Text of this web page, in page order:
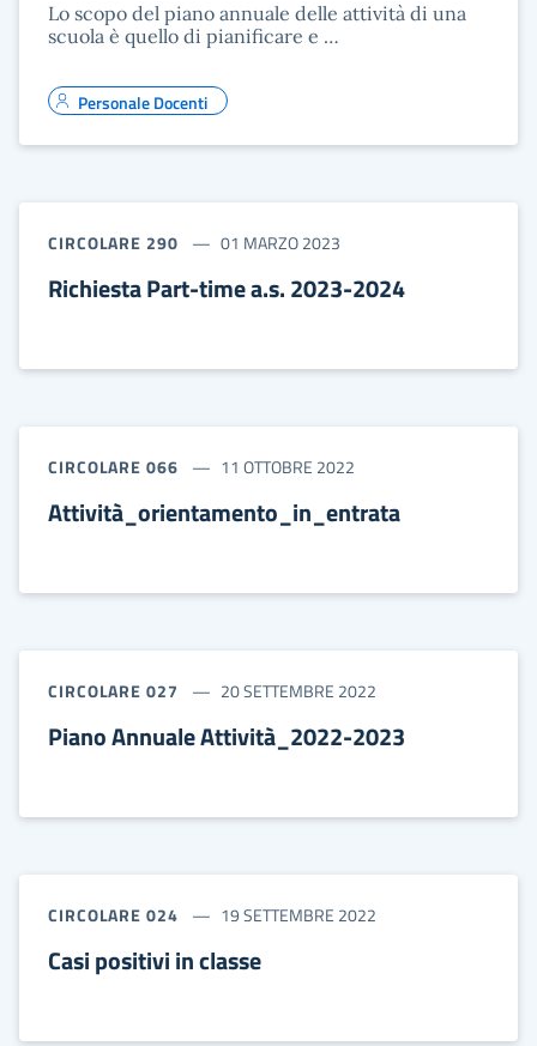
Lo scopo del piano annuale delle attività di una
scuola è quello di pianificare e …
Personale Docenti
CIRCOLARE 290 01 MARZO 2023
Richiesta Part-time a.s. 2023-2024
CIRCOLARE 066 11 OTTOBRE 2022
Attività_orientamento_in_entrata
CIRCOLARE 027 20 SETTEMBRE 2022
Piano Annuale Attività_2022-2023
CIRCOLARE 024 19 SETTEMBRE 2022
Casi positivi in classe